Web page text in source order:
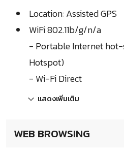
Location: Assisted GPS
WiFi 802.11b/g/n/a
- Portable Internet
Hotspot)
- Wi-Fi Direct
แสดงเพิ่มเติม
WEB BROWSING